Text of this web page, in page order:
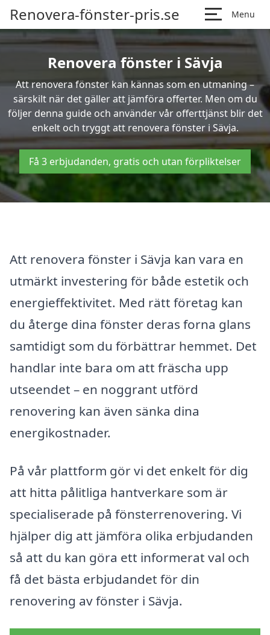
Renovera-fönster-pris.se Menu
Renovera fönster i Sävja
Att renovera fönster kan kännas som en utmaning –
särskilt när det gäller att jämföra offerter. Men om du
följer denna guide och använder vår offerttjänst blir det
enkelt och tryggt att renovera fönster i Sävja.
Få 3 erbjudanden, gratis och utan förpliktelser
Att renovera fönster i Sävja kan vara en
utmärkt investering för både estetik och
energieffektivitet. Med rätt företag kan
du återge dina fönster deras forna glans
samtidigt som du förbättrar hemmet. Det
handlar inte bara om att fräscha upp
utseendet – en noggrant utförd
renovering kan även sänka dina
energikostnader.
På vår plattform gör vi det enkelt för dig
att hitta pålitliga hantverkare som är
specialiserade på fönsterrenovering. Vi
hjälper dig att jämföra olika erbjudanden
så att du kan göra ett informerat val och
få det bästa erbjudandet för din
renovering av fönster i Sävja.